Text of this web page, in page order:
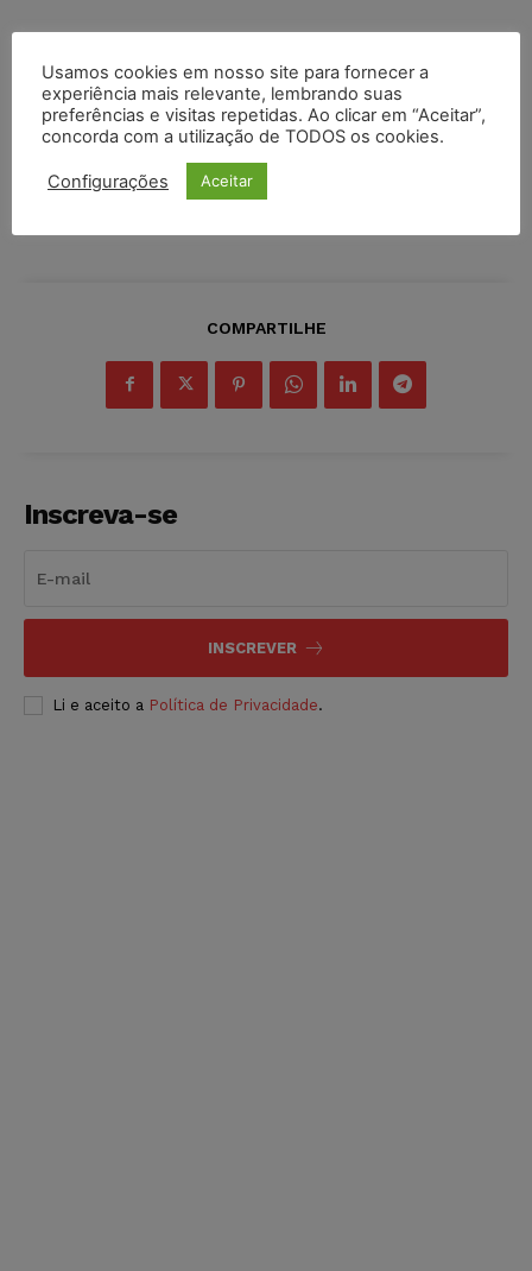
COMPARTILHE
Inscreva-se
INSCREVER
Li e aceito a Política de Privacidade.
Usamos cookies em nosso site para fornecer a
experiência mais relevante, lembrando suas
preferências e visitas repetidas. Ao clicar em “Aceitar”,
concorda com a utilização de TODOS os cookies.
Configurações Aceitar